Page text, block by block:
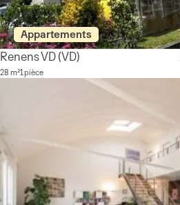
Appartements
Renens VD(VD)
28 m²1 pièce